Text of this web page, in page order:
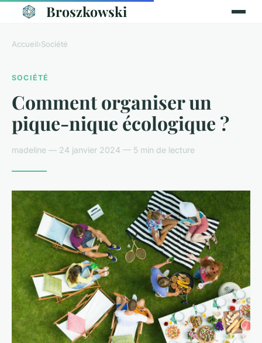
Broszkowski
Accueil›Société
SOCIÉTÉ
Comment organiser un
pique-nique écologique ?
madeline — 24 janvier 2024 — 5 min de lecture